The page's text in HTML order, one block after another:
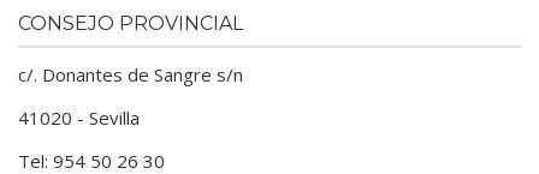
CONSEJO PROVINCIAL
c/. Donantes de Sangre s/n
41020 - Sevilla
Tel: 954 50 26 30